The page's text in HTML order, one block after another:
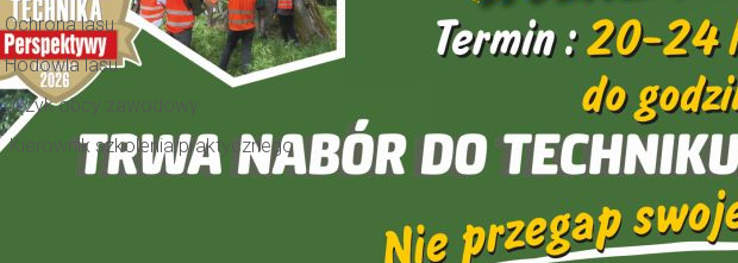
Ochrona lasu
Hodowla lasu
Język obcy zawodowy
Kierownik szkolenia praktycznego